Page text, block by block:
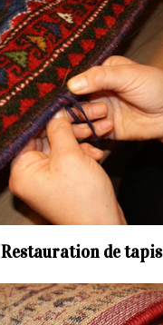
Restauration de tapis